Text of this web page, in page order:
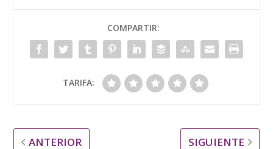
COMPARTIR:
TARIFA:
ANTERIOR SIGUIENTE